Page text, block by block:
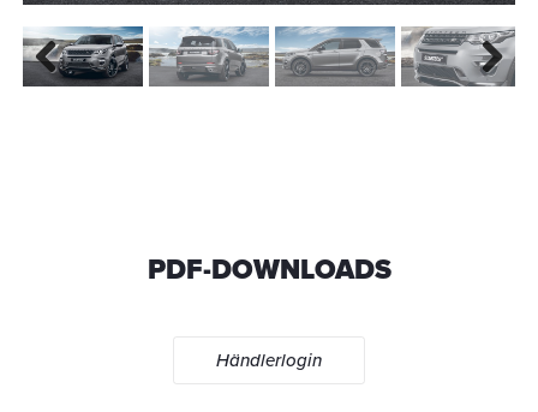
PDF-DOWNLOADS
Händlerlogin